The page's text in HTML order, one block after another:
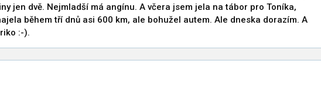
jen dvě. Nejmladší má angínu. A včera jsem jela na tábor pro Toníka,
během tří dnů asi 600 km, ale bohužel autem. Ale dneska dorazím. A
:-).